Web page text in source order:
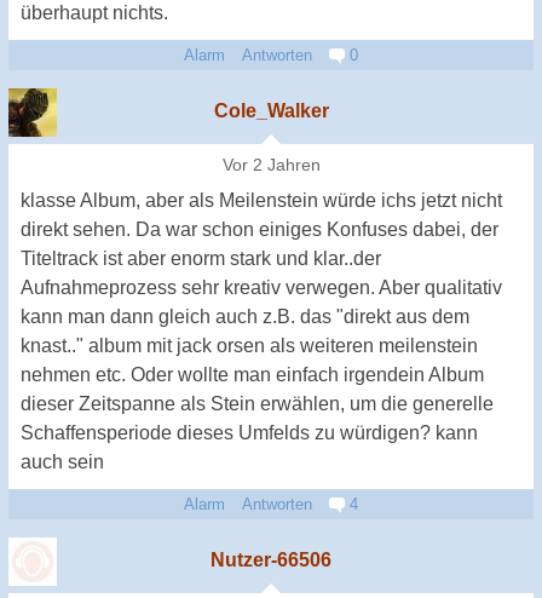
überhaupt nichts.
Alarm Antworten 0
Cole_Walker
Vor 2 Jahren
klasse Album, aber als Meilenstein würde ichs jetzt nicht
direkt sehen. Da war schon einiges Konfuses dabei, der
Titeltrack ist aber enorm stark und klar..der
Aufnahmeprozess sehr kreativ verwegen. Aber qualitativ
kann man dann gleich auch z.B. das "direkt aus dem
knast.." album mit jack orsen als weiteren meilenstein
nehmen etc. Oder wollte man einfach irgendein Album
dieser Zeitspanne als Stein erwählen, um die generelle
Schaffensperiode dieses Umfelds zu würdigen? kann
auch sein
Alarm Antworten 4
Nutzer-66506